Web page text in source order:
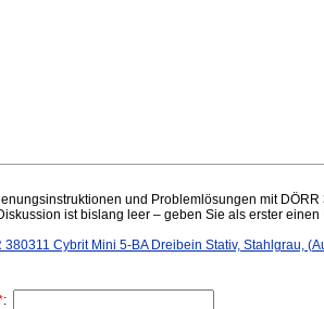
und Problemlösungen mit DÖRR
ist bislang leer – geben Sie als erster einen
Cybrit Mini 5-BA Dreibein Stativ, Stahlgrau,
: